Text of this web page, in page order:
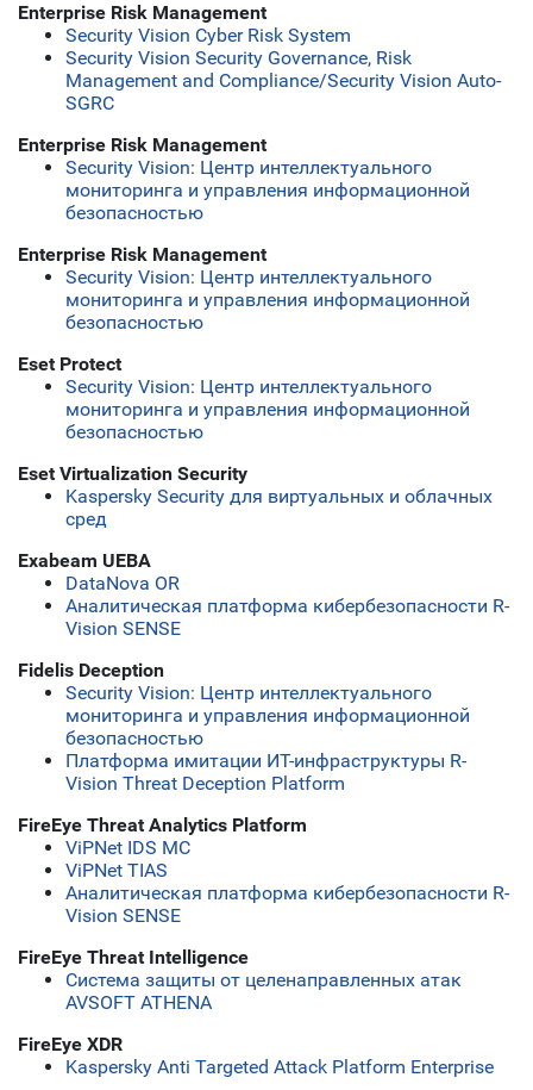
Enterprise Risk Management
Security Vision Cyber Risk System
Security Vision Security Governance, Risk
Management and Compliance/Security Vision Аuto-
SGRC
Enterprise Risk Management
Security Vision: Центр интеллектуального
мониторинга и управления информационной
безопасностью
Enterprise Risk Management
Security Vision: Центр интеллектуального
мониторинга и управления информационной
безопасностью
Eset Protect
Security Vision: Центр интеллектуального
мониторинга и управления информационной
безопасностью
Eset Virtualization Security
Kaspersky Security для виртуальных и облачных
сред
Exabeam UEBA
DataNova OR
Аналитическая платформа кибербезопасности R-
Vision SENSE
Fidelis Deception
Security Vision: Центр интеллектуального
мониторинга и управления информационной
безопасностью
Платформа имитации ИТ-инфраструктуры R-
Vision Threat Deception Platform
FireEye Threat Analytics Platform
ViPNet IDS MC
ViPNet TIAS
Аналитическая платформа кибербезопасности R-
Vision SENSE
FireEye Threat Intelligence
Система защиты от целенаправленных атак
AVSOFT ATHENA
FireEye XDR
Kaspersky Anti Targeted Attack Platform Enterprise